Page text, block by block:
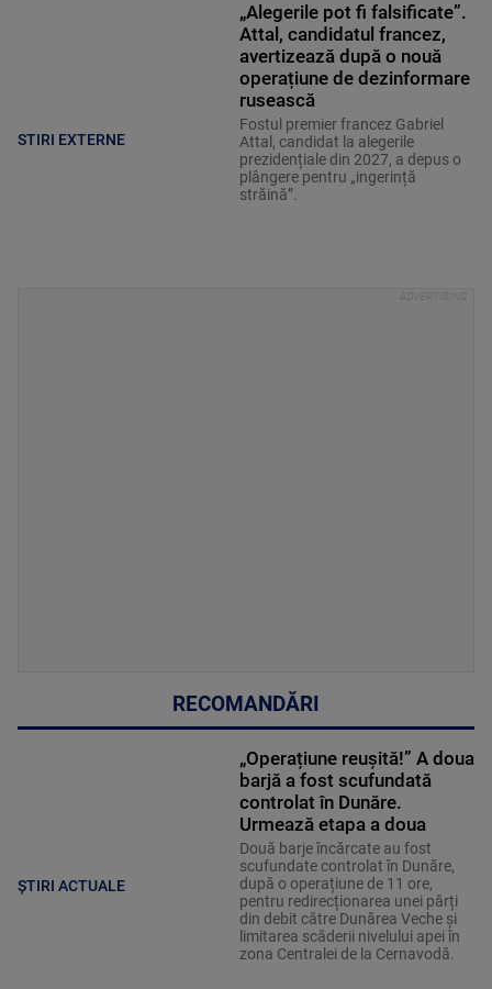
STIRI EXTERNE
„Alegerile pot fi falsificate”.
Attal, candidatul francez,
avertizează după o nouă
operațiune de dezinformare
rusească
Fostul premier francez Gabriel
Attal, candidat la alegerile
prezidențiale din 2027, a depus o
plângere pentru „ingerință
străină”.
RECOMANDĂRI
ȘTIRI ACTUALE
„Operațiune reușită!” A doua
barjă a fost scufundată
controlat în Dunăre.
Urmează etapa a doua
Două barje încărcate au fost
scufundate controlat în Dunăre,
după o operațiune de 11 ore,
pentru redirecționarea unei părți
din debit către Dunărea Veche și
limitarea scăderii nivelului apei în
zona Centralei de la Cernavodă.